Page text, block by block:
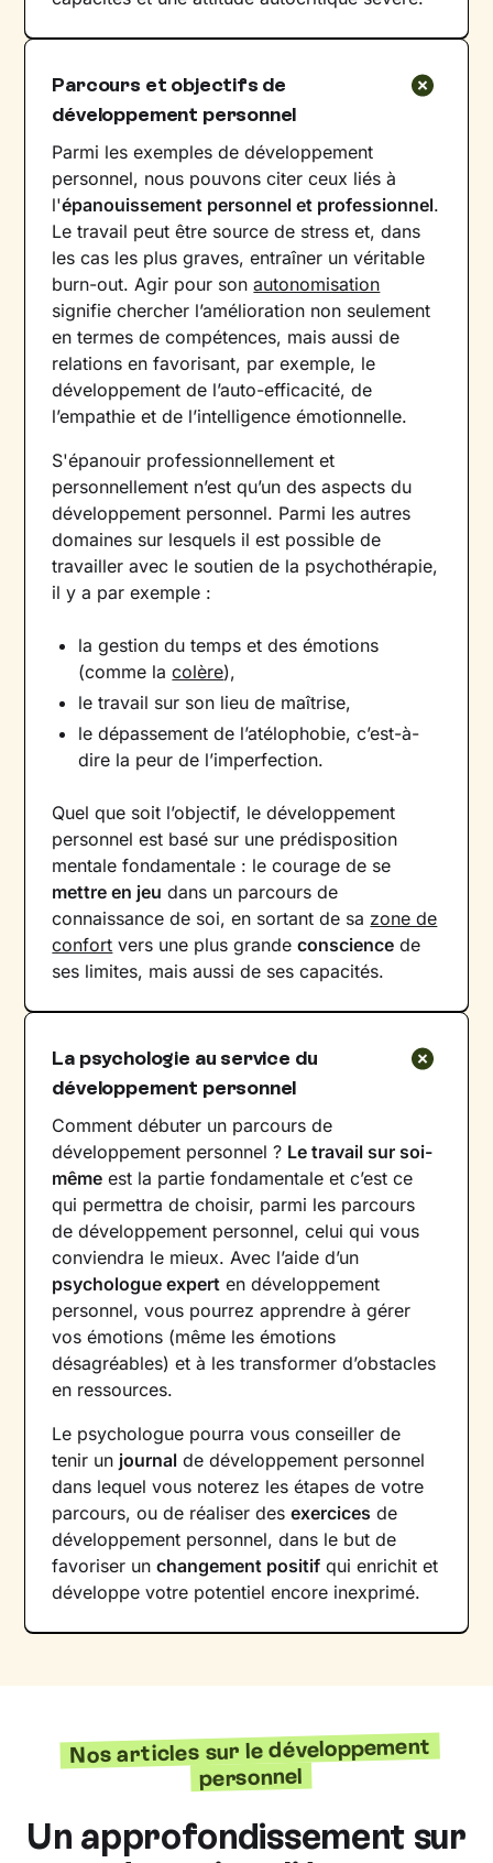
Parcours et objectifs de
développement personnel
Parmi les exemples de développement
personnel, nous pouvons citer ceux liés à
l'épanouissement personnel et professionnel.
Le travail peut être source de stress et, dans
les cas les plus graves, entraîner un véritable
burn-out. Agir pour sonautonomisation
signifie chercher l’amélioration non seulement
en termes de compétences, mais aussi de
relations en favorisant, par exemple, le
développement de l’auto-efficacité, de
l’empathie et de l’intelligence émotionnelle.
S'épanouir professionnellement et
personnellement n’est qu’un des aspects du
développement personnel. Parmi les autres
domaines sur lesquels il est possible de
travailler avec le soutien de la psychothérapie,
il y a par exemple :
la gestion du temps et des émotions
(comme lacolère),
le travail sur son lieu de maîtrise,
le dépassement de l’atélophobie, c’est-à-
dire la peur de l’imperfection.
Quel que soit l’objectif, le développement
personnel est basé sur une prédisposition
mentale fondamentale : le courage de se
mettre en jeu dans un parcours de
connaissance de soi, en sortant de sa zone de
confort vers une plus grandeconscience de
ses limites, mais aussi de ses capacités.
La psychologie au service du
développement personnel
Comment débuter un parcours de
développement personnel ? Le travail sur soi-
même est la partie fondamentale et c’est ce
qui permettra de choisir, parmi les parcours
de développement personnel, celui qui vous
conviendra le mieux. Avec l’aide d’un
psychologue expert en développement
personnel, vous pourrez apprendre à gérer
vos émotions (même les émotions
désagréables) et à les transformer d’obstacles
en ressources.
Le psychologue pourra vous conseiller de
tenir un journal de développement personnel
dans lequel vous noterez les étapes de votre
parcours, ou de réaliser desexercices de
développement personnel, dans le but de
favoriser unchangement positif qui enrichit et
développe votre potentiel encore inexprimé.
Nos articles sur le développement
personnel
Un approfondissement sur